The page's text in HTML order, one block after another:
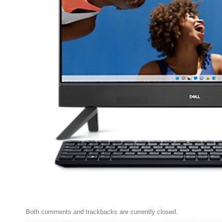
Both comments and trackbacks are currently closed.